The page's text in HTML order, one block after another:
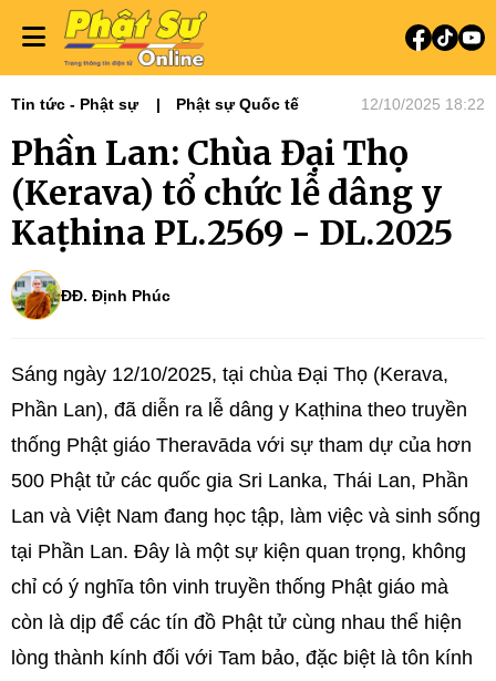
Tin tức - Phật sự Phật sự Quốc tế 12/10/2025 18:22
Phần Lan: Chùa Đại Thọ
(Kerava) tổ chức lễ dâng y
Kaṭhina PL.2569 - DL.2025
ĐĐ. Định Phúc
Sáng ngày 12/10/2025, tại chùa Đại Thọ (Kerava,
Phần Lan), đã diễn ra lễ dâng y Kaṭhina theo truyền
thống Phật giáo Theravāda với sự tham dự của hơn
500 Phật tử các quốc gia Sri Lanka, Thái Lan, Phần
Lan và Việt Nam đang học tập, làm việc và sinh sống
tại Phần Lan. Đây là một sự kiện quan trọng, không
chỉ có ý nghĩa tôn vinh truyền thống Phật giáo mà
còn là dịp để các tín đồ Phật tử cùng nhau thể hiện
lòng thành kính đối với Tam bảo, đặc biệt là tôn kính